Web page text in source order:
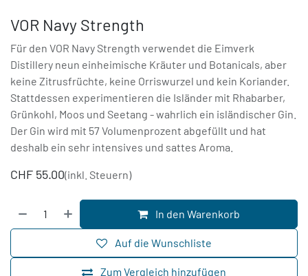
VOR Navy Strength
Für den VOR Navy Strength verwendet die Eimverk
Distillery neun einheimische Kräuter und Botanicals, aber
keine Zitrusfrüchte, keine Orriswurzel und kein Koriander.
Stattdessen experimentieren die Isländer mit Rhabarber,
Grünkohl, Moos und Seetang - wahrlich ein isländischer Gin.
Der Gin wird mit 57 Volumenprozent abgefüllt und hat
deshalb ein sehr intensives und sattes Aroma.
CHF 55.00(inkl. Steuern)
In den Warenkorb
Zum Vergleich hinzufügen
Auf die Wunschliste